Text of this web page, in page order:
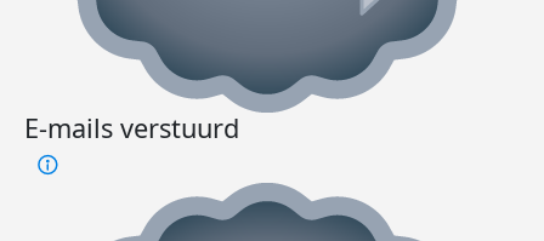
E-mails verstuurd